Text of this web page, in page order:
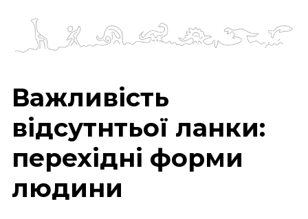
Важливість
відсутнтьої ланки:
перехідні форми
людини